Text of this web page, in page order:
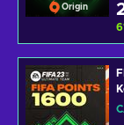
Origin
6